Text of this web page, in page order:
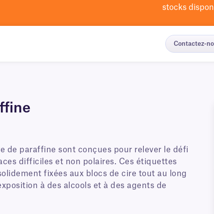
stocks
Contactez-
de paraffine sont conçues pour relever le défi
difficiles et non polaires. Ces étiquettes
fixées aux blocs de cire tout au long
à des alcools et à des agents de